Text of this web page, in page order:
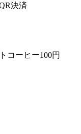
決済
コーヒー100円